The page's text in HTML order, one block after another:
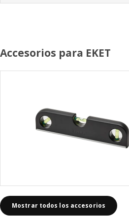
Accesorios para EKET
Mostrar todos los accesorios